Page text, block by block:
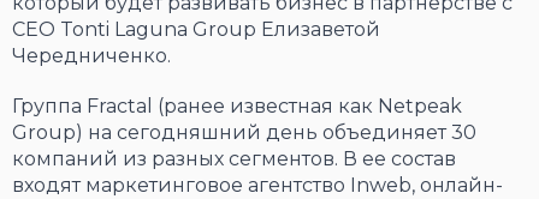
CEO Tonti Laguna Group Елизаветой
Чередниченко.
Группа Fractal (ранее известная как Netpeak
Group) на сегодняшний день объединяет 30
компаний из разных сегментов. В ее состав
входят маркетинговое агентство Inweb, онлайн-